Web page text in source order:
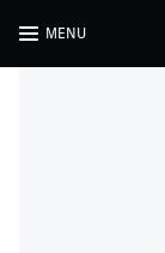
MENU